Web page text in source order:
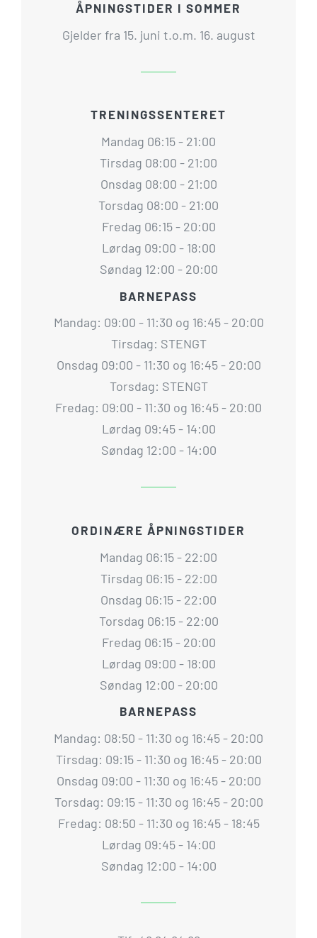
ÅPNINGSTIDER I SOMMER
Gjelder fra 15. juni t.o.m. 16. august
TRENINGSSENTERET
Mandag 06:15 - 21:00
Tirsdag 08:00 - 21:00
Onsdag 08:00 - 21:00
Torsdag 08:00 - 21:00
Fredag 06:15 - 20:00
Lørdag 09:00 - 18:00
Søndag 12:00 - 20:00
BARNEPASS
Mandag: 09:00 - 11:30 og 16:45 - 20:00
Tirsdag: STENGT
Onsdag 09:00 - 11:30 og 16:45 - 20:00
Torsdag: STENGT
Fredag: 09:00 - 11:30 og 16:45 - 20:00
Lørdag 09:45 - 14:00
Søndag 12:00 - 14:00
ORDINÆRE ÅPNINGSTIDER
Mandag 06:15 - 22:00
Tirsdag 06:15 - 22:00
Onsdag 06:15 - 22:00
Torsdag 06:15 - 22:00
Fredag 06:15 - 20:00
Lørdag 09:00 - 18:00
Søndag 12:00 - 20:00
BARNEPASS
Mandag: 08:50 - 11:30 og 16:45 - 20:00
Tirsdag: 09:15 - 11:30 og 16:45 - 20:00
Onsdag 09:00 - 11:30 og 16:45 - 20:00
Torsdag: 09:15 - 11:30 og 16:45 - 20:00
Fredag: 08:50 - 11:30 og 16:45 - 18:45
Lørdag 09:45 - 14:00
Søndag 12:00 - 14:00